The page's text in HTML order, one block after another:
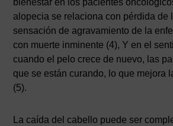
bienestar en los pacientes
alopecia se relaciona con pérdida de
sensación de agravamiento de la
con muerte inminente (4), Y en el
cuando el pelo crece de nuevo, las
que se están curando, lo que mejora
(5).
La caída del cabello puede ser